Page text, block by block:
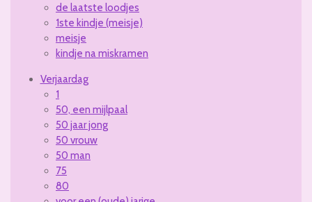
de laatste loodjes
1ste kindje (meisje)
meisje
kindje na miskramen
Verjaardag
1
50, een mijlpaal
50 jaar jong
50 vrouw
50 man
75
80